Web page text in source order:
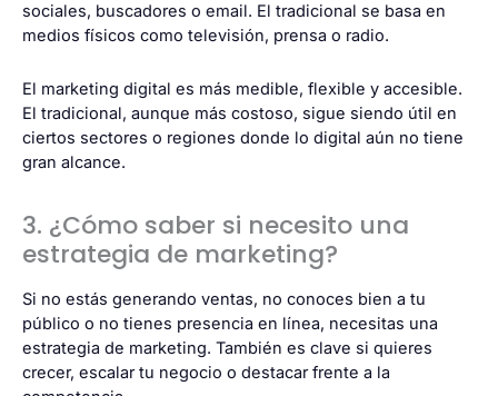
sociales, buscadores o email. El tradicional se basa en
medios físicos como televisión, prensa o radio.
El marketing digital es más medible, flexible y accesible.
El tradicional, aunque más costoso, sigue siendo útil en
ciertos sectores o regiones donde lo digital aún no tiene
gran alcance.
3. ¿Cómo saber si necesito una
estrategia de marketing?
Si no estás generando ventas, no conoces bien a tu
público o no tienes presencia en línea, necesitas una
estrategia de marketing. También es clave si quieres
crecer, escalar tu negocio o destacar frente a la